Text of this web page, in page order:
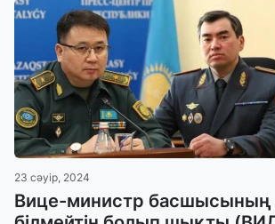
23 сәуір, 2024
Вице-министр басшысының